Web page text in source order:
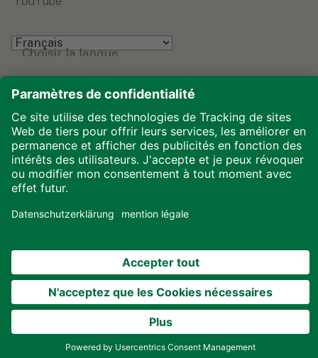
Choisir la langue
Mentions légales
Protection des données
© 2026 ALHO Systembau – Une entreprise du groupe
ALHO